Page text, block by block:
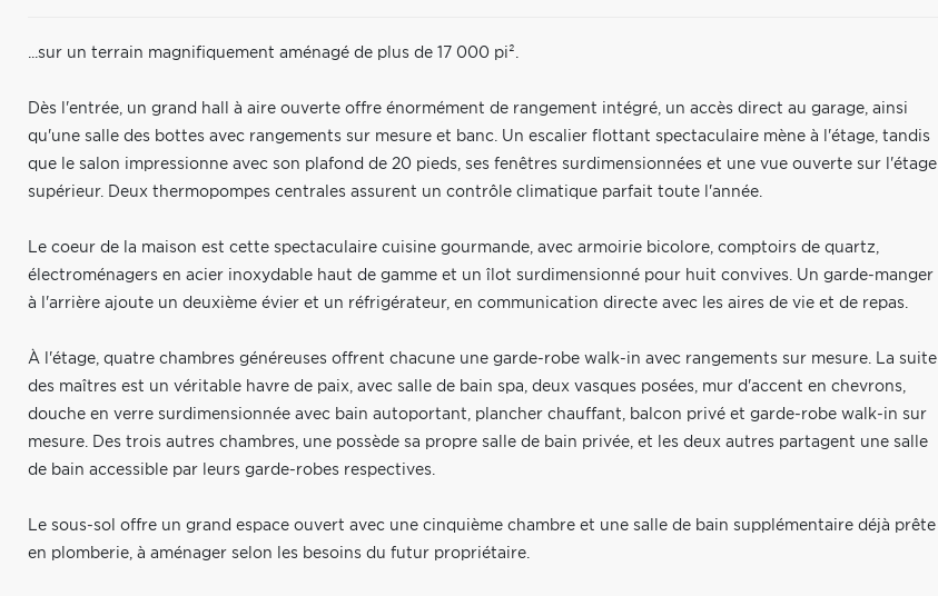
...sur un terrain magnifiquement aménagé de plus de 17 000 pi².
Dès l'entrée, un grand hall à aire ouverte offre énormément de rangement intégré, un accès direct au garage, ainsi
qu'une salle des bottes avec rangements sur mesure et banc. Un escalier flottant spectaculaire mène à l'étage, tandis
que le salon impressionne avec son plafond de 20 pieds, ses fenêtres surdimensionnées et une vue ouverte sur l'étage
supérieur. Deux thermopompes centrales assurent un contrôle climatique parfait toute l'année.
Le coeur de la maison est cette spectaculaire cuisine gourmande, avec armoirie bicolore, comptoirs de quartz,
électroménagers en acier inoxydable haut de gamme et un îlot surdimensionné pour huit convives. Un garde-manger
à l'arrière ajoute un deuxième évier et un réfrigérateur, en communication directe avec les aires de vie et de repas.
À l'étage, quatre chambres généreuses offrent chacune une garde-robe walk-in avec rangements sur mesure. La suite
des maîtres est un véritable havre de paix, avec salle de bain spa, deux vasques posées, mur d'accent en chevrons,
douche en verre surdimensionnée avec bain autoportant, plancher chauffant, balcon privé et garde-robe walk-in sur
mesure. Des trois autres chambres, une possède sa propre salle de bain privée, et les deux autres partagent une salle
de bain accessible par leurs garde-robes respectives.
Le sous-sol offre un grand espace ouvert avec une cinquième chambre et une salle de bain supplémentaire déjà prête
en plomberie, à aménager selon les besoins du futur propriétaire.